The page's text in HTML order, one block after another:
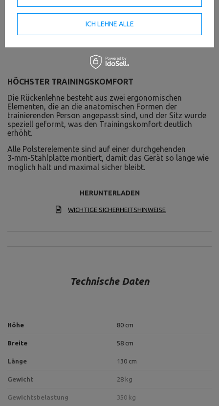
HÖCHSTER TRAININGSKOMFORT
Die Rückenlehne besteht aus zwei ergonomischen
Elementen, die an die anatomischen Formen der
trainierenden Person angepasst sind, und der Sitz wurde
speziell geformt, was den Trainingskomfort deutlich
erhöht.
Alle Polsterelemente sind auf einer durchgehenden
3‑mm‑Stahlplatte montiert, damit das Gerät so lange wie
möglich hält und maximal sicher bleibt.
HERUNTERLADEN
WICHTIGE SICHERHEITSHINWEISE
Technische Daten
Höhe 80 cm
Breite 58 cm
Länge 130 cm
Gewicht 28 kg
Gewichtsbelastung 350 kg
ICH LEHNE ALLE